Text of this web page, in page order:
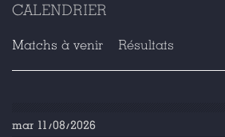
CALENDRIER
Matchs à venir Résultats
mar 11/08/2026